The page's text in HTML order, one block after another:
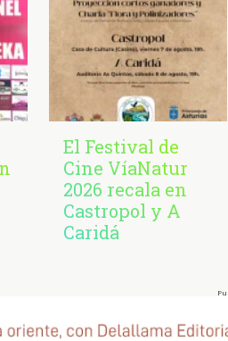
El Festival de
Cine VíaNatur
2026 recala en
Castropol y A
Caridá